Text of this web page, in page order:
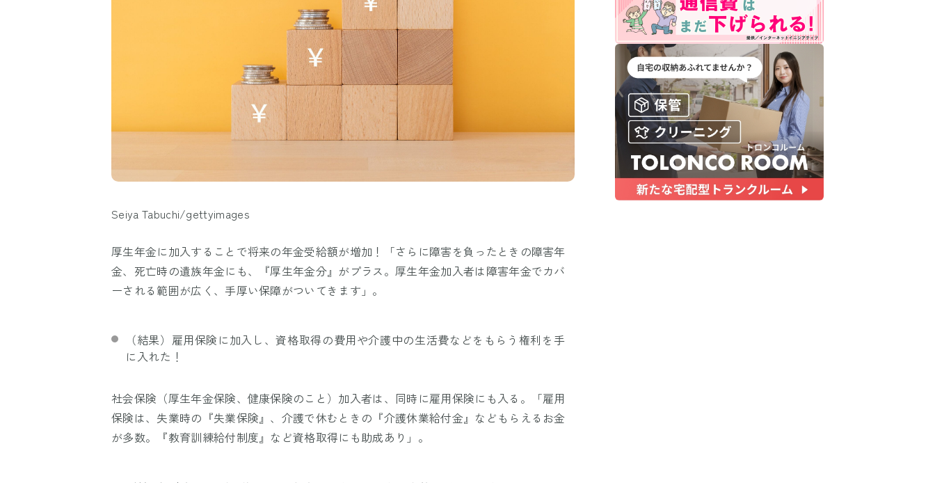
Seiya Tabuchi/gettyimages
厚生年金に加入することで将来の年金受給額が増加！「さらに障害を負ったときの障害年
金、死亡時の遺族年金にも、『厚生年金分』がプラス。厚生年金加入者は障害年金でカバ
ーされる範囲が広く、手厚い保障がついてきます」。
（結果）雇用保険に加入し、資格取得の費用や介護中の生活費などをもらう権利を手
に入れた！
社会保険（厚生年金保険、健康保険のこと）加入者は、同時に雇用保険にも入る。「雇用
保険は、失業時の『失業保険』、介護で休むときの『介護休業給付金』などもらえるお金
が多数。『教育訓練給付制度』など資格取得にも助成あり」。